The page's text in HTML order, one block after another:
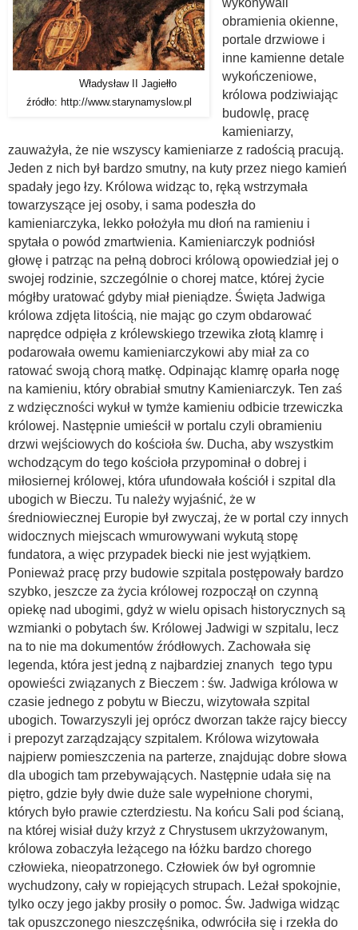
Władysław II Jagiełło
źródło: http://www.starynamyslow.pl
obramienia okienne,
portale drzwiowe i
inne kamienne detale
wykończeniowe,
królowa podziwiając
budowlę, pracę
kamieniarzy,
zauważyła, że nie wszyscy kamieniarze z radością pracują.
Jeden z nich był bardzo smutny, na kuty przez niego kamień
spadały jego łzy. Królowa widząc to, ręką wstrzymała
towarzyszące jej osoby, i sama podeszła do
kamieniarczyka, lekko położyła mu dłoń na ramieniu i
spytała o powód zmartwienia. Kamieniarczyk podniósł
głowę i patrząc na pełną dobroci królową opowiedział jej o
swojej rodzinie, szczególnie o chorej matce, której życie
mógłby uratować gdyby miał pieniądze. Święta Jadwiga
królowa zdjęta litością, nie mając go czym obdarować
naprędce odpięła z królewskiego trzewika złotą klamrę i
podarowała owemu kamieniarczykowi aby miał za co
ratować swoją chorą matkę. Odpinając klamrę oparła nogę
na kamieniu, który obrabiał smutny Kamieniarczyk. Ten zaś
z wdzięczności wykuł w tymże kamieniu odbicie trzewiczka
królowej. Następnie umieścił w portalu czyli obramieniu
drzwi wejściowych do kościoła św. Ducha, aby wszystkim
wchodzącym do tego kościoła przypominał o dobrej i
miłosiernej królowej, która ufundowała kościół i szpital dla
ubogich w Bieczu. Tu należy wyjaśnić, że w
średniowiecznej Europie był zwyczaj, że w portal czy innych
widocznych miejscach wmurowywani wykutą stopę
fundatora, a więc przypadek biecki nie jest wyjątkiem.
Ponieważ pracę przy budowie szpitala postępowały bardzo
szybko, jeszcze za życia królowej rozpoczął on czynną
opiekę nad ubogimi, gdyż w wielu opisach historycznych są
wzmianki o pobytach św. Królowej Jadwigi w szpitalu, lecz
na to nie ma dokumentów źródłowych. Zachowała się
legenda, która jest jedną z najbardziej znanych tego typu
opowieści związanych z Bieczem : św. Jadwiga królowa w
czasie jednego z pobytu w Bieczu, wizytowała szpital
ubogich. Towarzyszyli jej oprócz dworzan także rajcy bieccy
i prepozyt zarządzający szpitalem. Królowa wizytowała
najpierw pomieszczenia na parterze, znajdując dobre słowa
dla ubogich tam przebywających. Następnie udała się na
piętro, gdzie były dwie duże sale wypełnione chorymi,
których było prawie czterdziestu. Na końcu Sali pod ścianą,
na której wisiał duży krzyż z Chrystusem ukrzyżowanym,
królowa zobaczyła leżącego na łóżku bardzo chorego
człowieka, nieopatrzonego. Człowiek ów był ogromnie
wychudzony, cały w ropiejących strupach. Leżał spokojnie,
tylko oczy jego jakby prosiły o pomoc. Św. Jadwiga widząc
tak opuszczonego nieszczęśnika, odwróciła się i rzekła do